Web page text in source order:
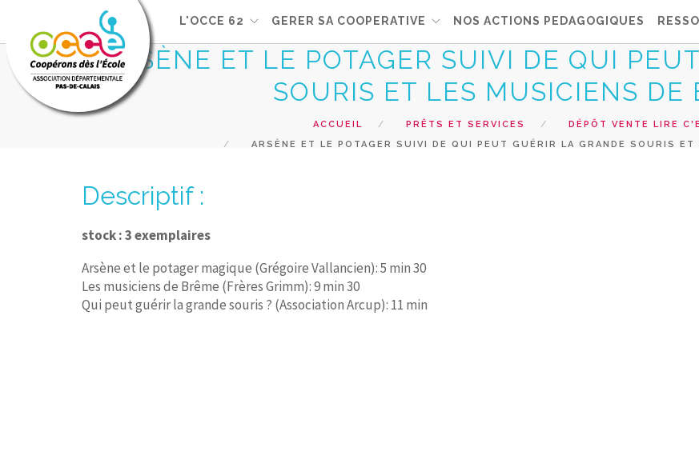
L'OCCE 62 GERER SA COOPERATIVE NOS ACTIONS PEDAGOGIQUES
ARSÈNE ET LE POTAGER SUIVI DE QUI
SOURIS ET LES MUSICIENS DE
ACCUEIL PRÊTS ET SERVICES
DÉPÔT VENTE LIRE
ARSÈNE ET LE POTAGER SUIVI DE QUI PEUT GUÉRIR LA GRANDE SOURIS
Descriptif :
stock : 3 exemplaires
Arsène et le potager magique (Grégoire Vallancien): 5 min 30
Les musiciens de Brême (Frères Grimm): 9 min 30
Qui peut guérir la grande souris ? (Association Arcup): 11 min